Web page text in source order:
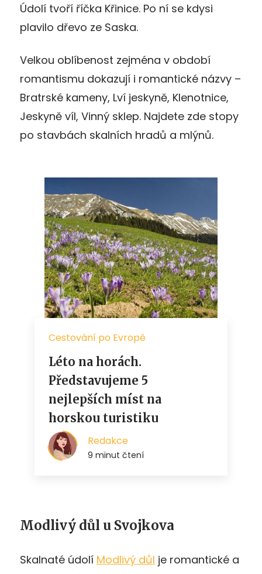
Údolí tvoří říčka Křinice. Po ní se kdysi
plavilo dřevo ze Saska.
Velkou oblíbenost zejména v období
romantismu dokazují i romantické názvy –
Bratrské kameny, Lví jeskyně, Klenotnice,
Jeskyně víl, Vinný sklep. Najdete zde stopy
po stavbách skalních hradů a mlýnů.
Modlivý důl u Svojkova
Skalnaté údolí Modlivý důl je romantické a